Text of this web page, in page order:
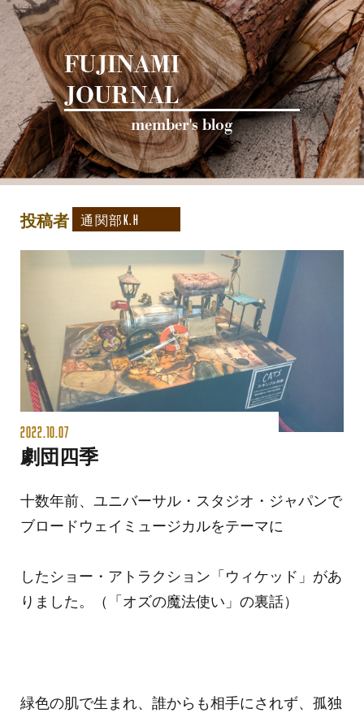
FUJINAMI
JOURNAL
投稿者 通関部K.H
2022.10.07
劇団四季
十数年前、ユニバーサル・スタジオ・ジャパンで
ブロードウェイミュージカルをテーマに
したショー・アトラクション「ウィケッド」があ
りました。（「オズの魔法使い」の裏話）
緑色の肌で生まれ、誰からも相手にされず、孤独